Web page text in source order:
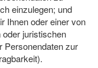
einzulegen; und
Ihnen oder einer von
oder juristischen
Personendaten zur